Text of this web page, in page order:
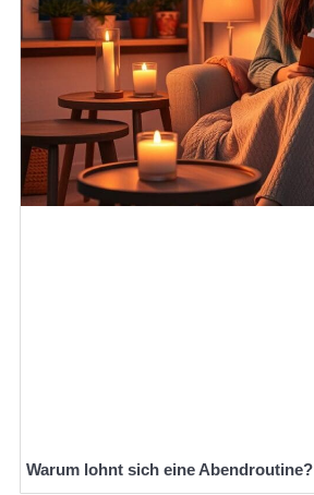
Warum lohnt sich eine Abendroutine?